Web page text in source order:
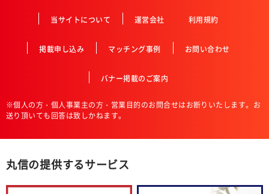
当サイトについて 運営会社 利用規約
掲載申し込み マッチング事例 お問い合わせ
バナー掲載のご案内
※個人の方・個人事業主の方・営業目的のお問合せはお断りいたします。お
送り頂いても回答は致しかねます。
丸信の提供するサービス